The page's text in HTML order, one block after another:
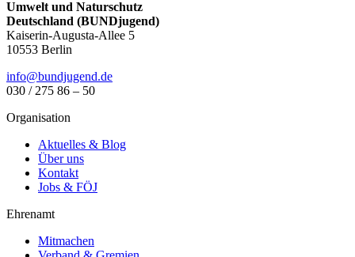
Umwelt und Naturschutz
Deutschland (BUNDjugend)
Kaiserin-Augusta-Allee 5
10553 Berlin
info@bundjugend.de
030 / 275 86 – 50
Organisation
Aktuelles & Blog
Über uns
Kontakt
Jobs & FÖJ
Ehrenamt
Mitmachen